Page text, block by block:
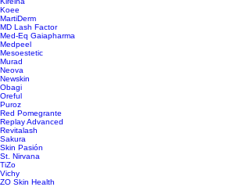
Koee
MartiDerm
MD Lash Factor
Med-Eq Gaiapharma
Medpeel
Mesoestetic
Murad
Neova
Newskin
Obagi
Oreful
Puroz
Red Pomegrante
Replay Advanced
Revitalash
Sakura
Skin Pasión
St. Nirvana
TiZo
Vichy
ZO Skin Health